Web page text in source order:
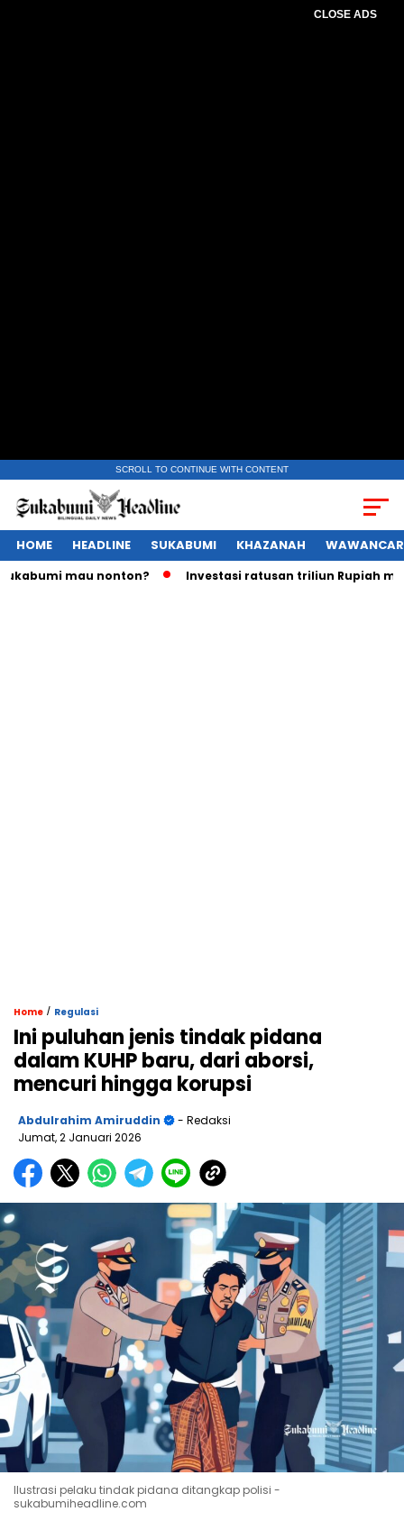
CLOSE ADS
SCROLL TO CONTINUE WITH CONTENT
HOME HEADLINE SUKABUMI KHAZANAH
mau nonton? Investasi ratusan triliun Rupiah melayang,
Home / Regulasi
Ini puluhan jenis tindak pidana
dalam KUHP baru, dari aborsi,
mencuri hingga korupsi
Abdulrahim Amiruddin
- Redaksi
Jumat, 2 Januari 2026
Ilustrasi pelaku tindak pidana ditangkap polisi -
sukabumiheadline.com